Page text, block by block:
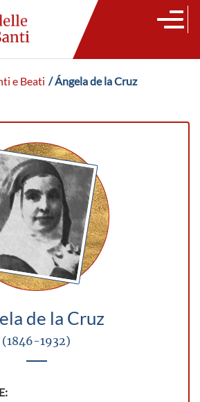
e Beati / Ángela de la Cruz
de la Cruz
(1846-1932)